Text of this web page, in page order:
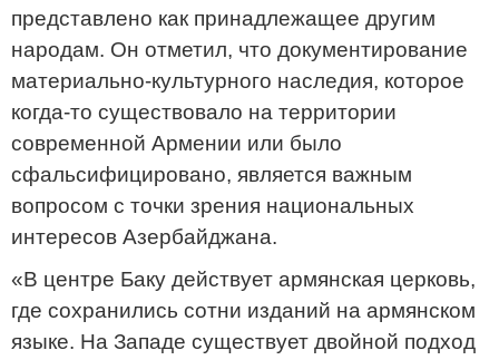
представлено как принадлежащее другим
народам. Он отметил, что документирование
материально-культурного наследия, которое
когда-то существовало на территории
современной Армении или было
сфальсифицировано, является важным
вопросом с точки зрения национальных
интересов Азербайджана.
«В центре Баку действует армянская церковь,
где сохранились сотни изданий на армянском
языке. На Западе существует двойной подход